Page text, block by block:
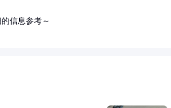
信息参考～